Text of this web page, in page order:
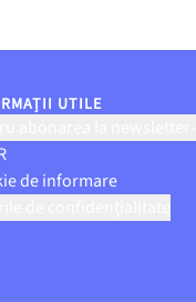
UTILE
de informare